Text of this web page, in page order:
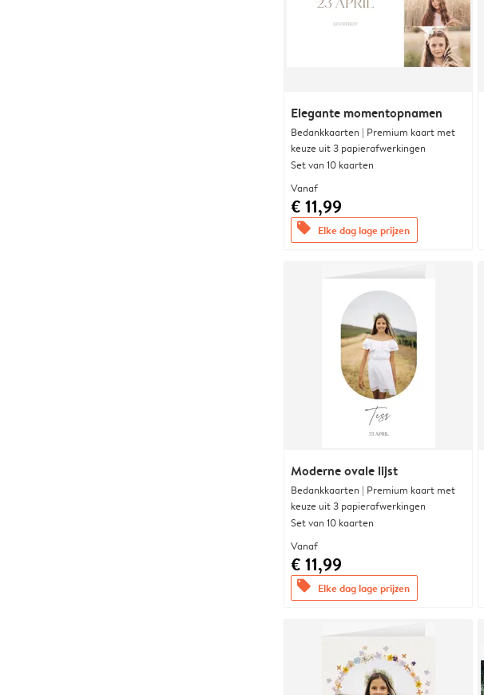
Elegante momentopnamen
Bedankkaarten | Premium kaart met
keuze uit 3 papierafwerkingen
Set van 10 kaarten
Vanaf
€ 11,99
offers Elke dag lage prijzen
Moderne ovale lijst
Bedankkaarten | Premium kaart met
keuze uit 3 papierafwerkingen
Set van 10 kaarten
Vanaf
€ 11,99
offers Elke dag lage prijzen